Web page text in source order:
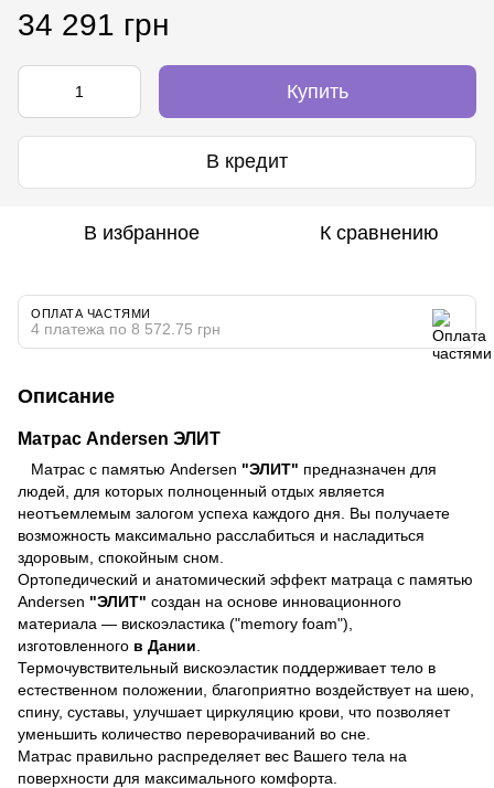
34 291 грн
Купить
В кредит
В избранное К сравнению
ОПЛАТА ЧАСТЯМИ
4 платежа по 8 572.75 грн
Описание
Матрас Andersen ЭЛИТ
Матрас с памятью Andersen "ЭЛИТ" предназначен для
людей, для которых полноценный отдых является
неотъемлемым залогом успеха каждого дня. Вы получаете
возможность максимально расслабиться и насладиться
здоровым, спокойным сном.
Ортопедический и анатомический эффект матраца с памятью
Andersen "ЭЛИТ" создан на основе инновационного
материала — вискоэластика ("memory foam"),
изготовленного в Дании
Термочувствительный вискоэластик поддерживает тело в
естественном положении, благоприятно воздействует на шею,
спину, суставы, улучшает циркуляцию крови, что позволяет
уменьшить количество переворачиваний во сне.
Матрас правильно распределяет вес Вашего тела на
поверхности для максимального комфорта.